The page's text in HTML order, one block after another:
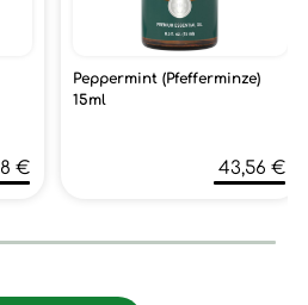
€
Peppermint (Pfefferminze)
15ml
43,56 €